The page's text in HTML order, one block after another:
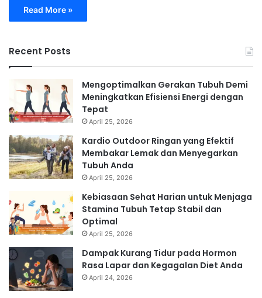
Read More »
Recent Posts
Mengoptimalkan Gerakan Tubuh Demi
Meningkatkan Efisiensi Energi dengan
Tepat
April 25, 2026
Kardio Outdoor Ringan yang Efektif
Membakar Lemak dan Menyegarkan
Tubuh Anda
April 25, 2026
Kebiasaan Sehat Harian untuk Menjaga
Stamina Tubuh Tetap Stabil dan
Optimal
April 25, 2026
Dampak Kurang Tidur pada Hormon
Rasa Lapar dan Kegagalan Diet Anda
April 24, 2026